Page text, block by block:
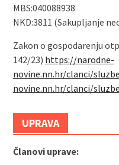
MBS:040088938
NKD:3811 (Sakupljanje
Zakon o gospodarenju
142/23) https://narodne-
novine.nn.hr/clanci/
novine.nn.hr/clanci/
UPRAVA
Članovi uprave: